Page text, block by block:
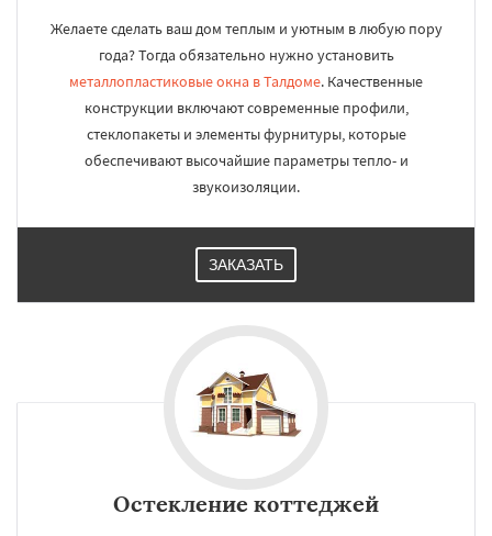
Желаете сделать ваш дом теплым и уютным в любую пору
года? Тогда обязательно нужно установить
металлопластиковые окна в Талдоме. Качественные
конструкции включают современные профили,
стеклопакеты и элементы фурнитуры, которые
обеспечивают высочайшие параметры тепло- и
звукоизоляции.
ЗАКАЗАТЬ
Остекление коттеджей